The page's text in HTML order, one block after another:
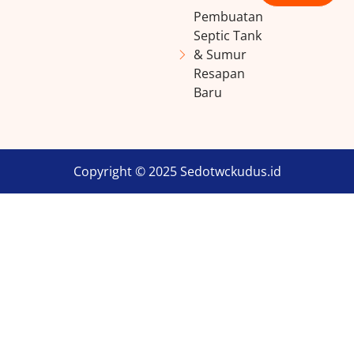
Pembuatan
Septic Tank
& Sumur
Resapan
Baru
Copyright © 2025 Sedotwckudus.id